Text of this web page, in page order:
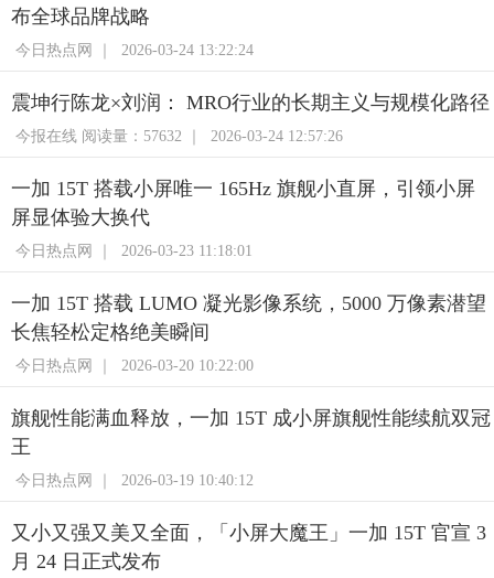
布全球品牌战略
今日热点网 ｜ 2026-03-24 13:22:24
震坤行陈龙×刘润： MRO行业的长期主义与规模化路径
今报在线 阅读量：57632 ｜ 2026-03-24 12:57:26
一加 15T 搭载小屏唯一 165Hz 旗舰小直屏，引领小屏
屏显体验大换代
今日热点网 ｜ 2026-03-23 11:18:01
一加 15T 搭载 LUMO 凝光影像系统，5000 万像素潜望
长焦轻松定格绝美瞬间
今日热点网 ｜ 2026-03-20 10:22:00
旗舰性能满血释放，一加 15T 成小屏旗舰性能续航双冠
王
今日热点网 ｜ 2026-03-19 10:40:12
又小又强又美又全面，「小屏大魔王」一加 15T 官宣 3
月 24 日正式发布